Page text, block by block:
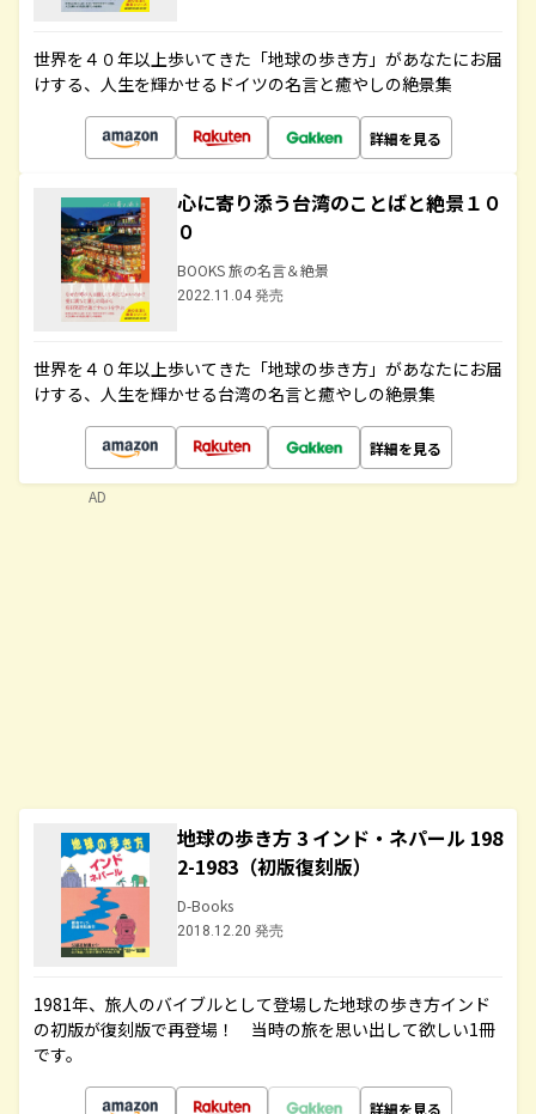
世界を４０年以上歩いてきた「地球の歩き方」があなたにお届
けする、人生を輝かせるドイツの名言と癒やしの絶景集
詳細を見る
心に寄り添う台湾のことばと絶景１０
０
BOOKS 旅の名言＆絶景
2022.11.04 発売
世界を４０年以上歩いてきた「地球の歩き方」があなたにお届
けする、人生を輝かせる台湾の名言と癒やしの絶景集
詳細を見る
地球の歩き方 3 インド・ネパール 198
2-1983（初版復刻版）
D-Books
2018.12.20 発売
1981年、旅人のバイブルとして登場した地球の歩き方インド
の初版が復刻版で再登場！ 当時の旅を思い出して欲しい1冊
です。
詳細を見る
AD